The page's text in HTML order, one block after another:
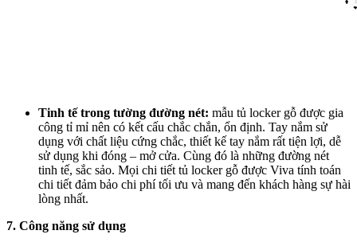
Tinh tế trong tường đường nét: mẫu tủ locker gỗ được gia
công tỉ mỉ nên có kết cấu chắc chắn, ổn định. Tay nắm sử
dụng với chất liệu cứng chắc, thiết kế tay nắm rất tiện lợi, dễ
sử dụng khi đóng – mở cửa. Cùng đó là những đường nét
tinh tế, sắc sảo. Mọi chi tiết tủ locker gỗ được Viva tính toán
chi tiết đảm bảo chi phí tối ưu và mang đến khách hàng sự hài
lòng nhất.
7. Công năng sử dụng